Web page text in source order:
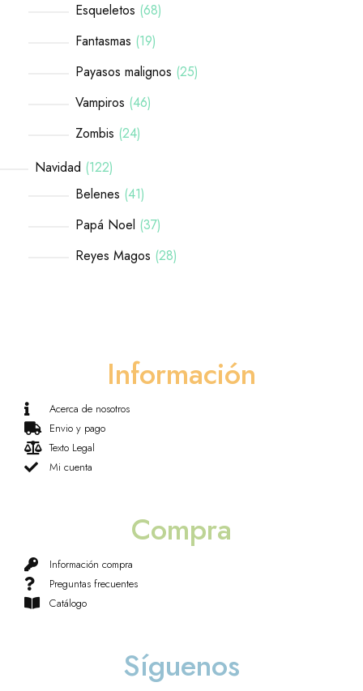
Esqueletos 68
Fantasmas 19
Payasos malignos 25
Vampiros 46
Zombis 24
Navidad 122
Belenes 41
Papá Noel 37
Reyes Magos 28
Información
Acerca de nosotros
Envio y pago
Texto Legal
Mi cuenta
Compra
Información compra
Preguntas frecuentes
Catálogo
Síguenos